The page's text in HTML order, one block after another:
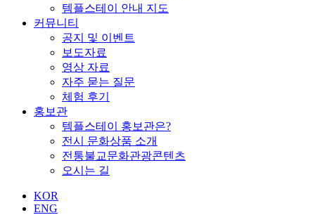
템플스테이 안내 지도
커뮤니티
공지 및 이벤트
보도자료
영상 자료
자주 묻는 질문
체험 후기
홍보관
템플스테이 홍보관은?
전시 문화상품 소개
전통불교문화관광콘텐츠
오시는 길
KOR
ENG